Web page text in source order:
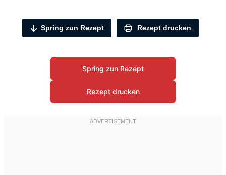
Spring zun Rezept Rezept drucken
Spring zun Rezept
Rezept drucken